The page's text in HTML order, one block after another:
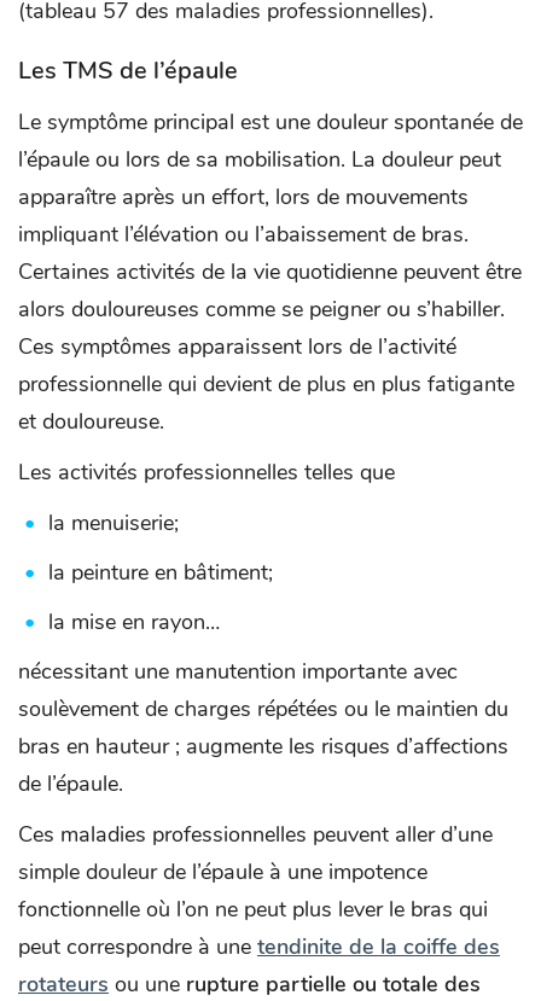
(tableau 57 des maladies professionnelles).
Les TMS de l’épaule
Le symptôme principal est une douleur spontanée de
l’épaule ou lors de sa mobilisation. La douleur peut
apparaître après un effort, lors de mouvements
impliquant l’élévation ou l’abaissement de bras.
Certaines activités de la vie quotidienne peuvent être
alors douloureuses comme se peigner ou s’habiller.
Ces symptômes apparaissent lors de l’activité
professionnelle qui devient de plus en plus fatigante
et douloureuse.
Les activités professionnelles telles que
la menuiserie;
la peinture en bâtiment;
la mise en rayon…
nécessitant une manutention importante avec
soulèvement de charges répétées ou le maintien du
bras en hauteur ; augmente les risques d’affections
de l’épaule.
Ces maladies professionnelles peuvent aller d’une
simple douleur de l’épaule à une impotence
fonctionnelle où l’on ne peut plus lever le bras qui
peut correspondre à une tendinite de la coiffe des
rotateurs ou une rupture partielle ou totale des